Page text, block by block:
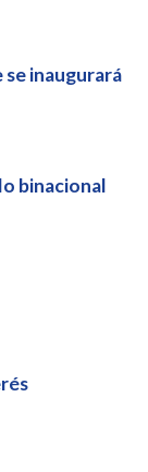
se inaugurará
binacional